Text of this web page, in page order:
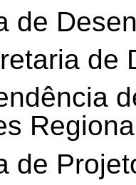
de
de
de